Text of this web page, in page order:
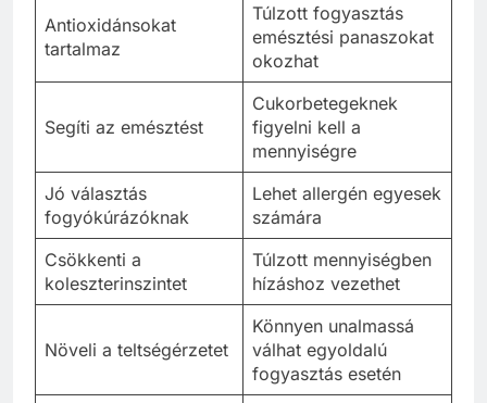
Antioxidánsokat
tartalmaz
Túlzott fogyasztás
emésztési panaszokat
okozhat
Segíti az emésztést
Cukorbetegeknek
figyelni kell a
mennyiségre
Jó választás
fogyókúrázóknak
Lehet allergén egyesek
számára
Csökkenti a
koleszterinszintet
Túlzott mennyiségben
hízáshoz vezethet
Növeli a teltségérzetet
Könnyen unalmassá
válhat egyoldalú
fogyasztás esetén